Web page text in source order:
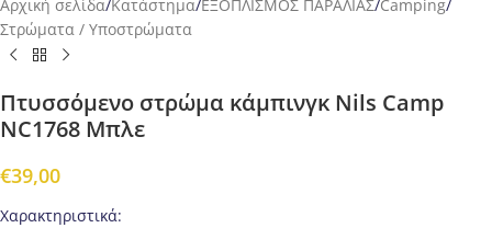
Αρχική σελίδα/Κατάστημα/ΕΞΟΠΛΙΣΜΟΣ ΠΑΡΑΛΙΑΣ/Camping/
Στρώματα / Υποστρώματα
Πτυσσόμενο στρώμα κάμπινγκ Nils Camp
NC1768 Μπλε
€39,00
Χαρακτηριστικά: